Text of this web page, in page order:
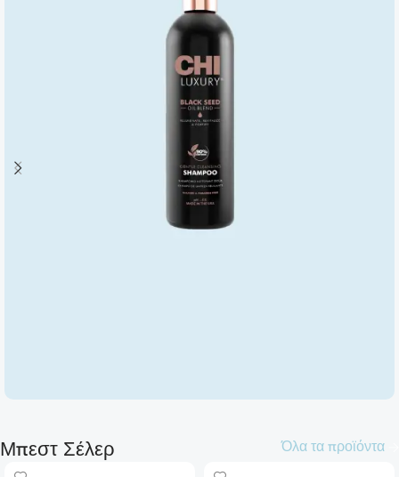
Luxury Shampoo
Καθαρίζει απαλά τα μαλλιά με
Μπεστ Σέλερ Όλα τα προϊόντα